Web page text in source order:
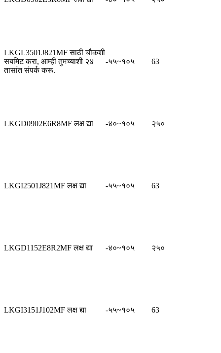
LKGL3501J821MF साठी चौकशी
सबमिट करा, आम्ही तुमच्याशी २४
तासांत संपर्क करू.
-५५~१०५ 63
LKGD0902E6R8MF लक्ष द्या -४०~१०५ २५०
LKGI2501J821MF लक्ष द्या -५५~१०५ 63
LKGD1152E8R2MF लक्ष द्या -४०~१०५ २५०
LKGI3151J102MF लक्ष द्या -५५~१०५ 63